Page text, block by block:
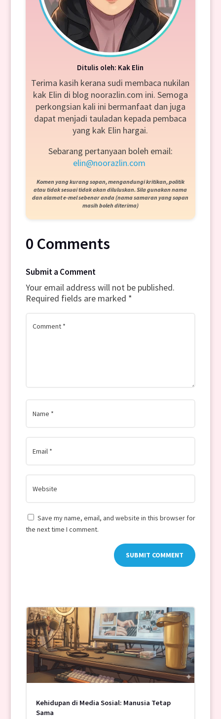
Ditulis oleh: Kak Elin
Terima kasih kerana sudi membaca nukilan
kak Elin di blog noorazlin.com ini. Semoga
perkongsian kali ini bermanfaat dan juga
dapat menjadi tauladan kepada pembaca
yang kak Elin hargai.
Sebarang pertanyaan boleh email:
elin@noorazlin.com
Komen yang kurang sopan, mengandungi kritikan, politik
atau tidak sesuai tidak akan diluluskan. Sila gunakan nama
dan alamat e-mel sebenar anda (nama samaran yang sopan
masih boleh diterima)
0 Comments
Submit a Comment
Your email address will not be published.
Required fields are marked *
Save my name, email, and website in this browser for
the next time I comment.
SUBMIT COMMENT
Kehidupan di Media Sosial: Manusia Tetap
Sama